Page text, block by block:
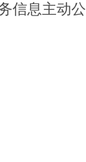
信息主动公